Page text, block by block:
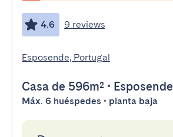
4.6 9 reviews
Esposende, Portugal
Casa de 596m² • Esposende
Máx. 6 huéspedes • planta baja